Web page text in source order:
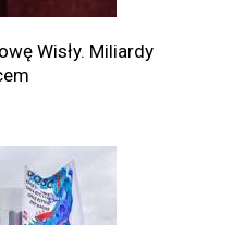
Wisły. Miliardy